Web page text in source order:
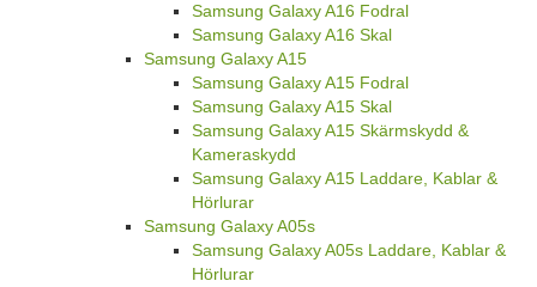
Samsung Galaxy A16 Fodral
Samsung Galaxy A16 Skal
Samsung Galaxy A15
Samsung Galaxy A15 Fodral
Samsung Galaxy A15 Skal
Samsung Galaxy A15 Skärmskydd &
Kameraskydd
Samsung Galaxy A15 Laddare, Kablar &
Hörlurar
Samsung Galaxy A05s
Samsung Galaxy A05s Laddare, Kablar &
Hörlurar